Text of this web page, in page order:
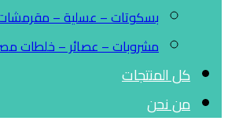
بسكوتات – عسلية –
مشروبات – عصائر – خلطات
كل المنتجات
من نحن